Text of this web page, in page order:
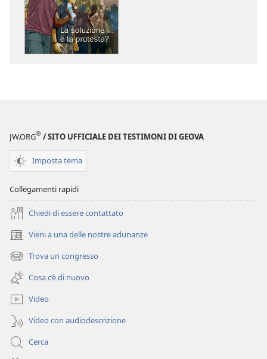
protesta?
JW.ORG® / SITO UFFICIALE DEI TESTIMONI DI GEOVA
Imposta tema
Collegamenti rapidi
Chiedi di essere contattato
Vieni a una delle nostre adunanze
(apre
una
nuova
finestra)
Trova un congresso
(apre
una
nuova
finestra)
Cosa c’è di nuovo
Video
Video con audiodescrizione
Cerca